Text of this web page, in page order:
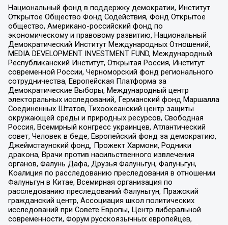
Национальный фонд в поддержку демократии, Институт
Открытое Общество Фонд Содействия, Фонд Открытое
общество, Американо-российский фонд по
экономическому и правовому развитию, Национальный
Демократический Институт Международных Отношений,
MEDIA DEVELOPMENT INVESTMENT FUND, Международный
Республиканский Институт, Открытая Россия, Институт
современной России, Черноморский фонд регионального
сотрудничества, Европейская Платформа за
Демократические Выборы, Международный центр
электоральных исследований, Германский фонд Маршалла
Соединенных Штатов, Тихоокеанский центр защиты
окружающей среды и природных ресурсов, Свободная
Россия, Всемирный конгресс украинцев, Атлантический
совет, Человек в беде, Европейский фонд за демократию,
Джеймстаунский фонд, Прожект Хармони, Родники
дракона, Врачи против насильственного извлечения
органов, Фалунь Дафа, Друзья Фалуньгун, Фалуньгун,
Коалиция по расследованию преследования в отношении
Фалуньгун в Китае, Всемирная организация по
расследованию преследований Фалуньгун, Пражский
гражданский центр, Ассоциация школ политических
исследований при Совете Европы, Центр либеральной
современности, Форум русскоязычных европейцев,